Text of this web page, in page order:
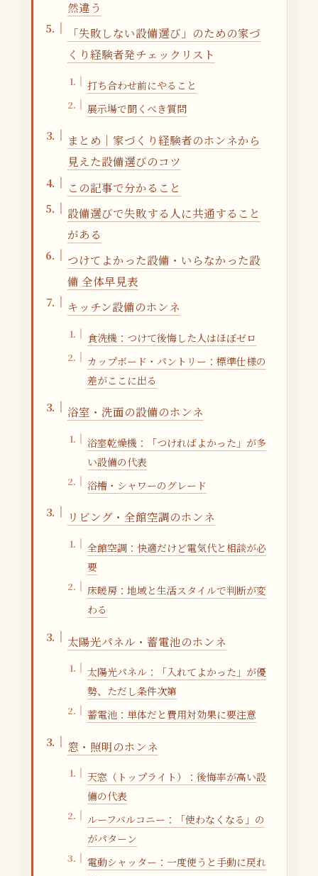
然違う
「失敗しない設備選び」のための家づ
くり経験者発チェックリスト
打ち合わせ前にやること
展示場で聞くべき質問
まとめ｜家づくり経験者のホンネから
見えた設備選びのコツ
この記事で分かること
設備選びで失敗する人に共通すること
がある
つけてよかった設備・いらなかった設
備 全体早見表
キッチン設備のホンネ
食洗機：つけて後悔した人はほぼゼロ
カップボード・パントリー：標準仕様の
差がここに出る
浴室・洗面の設備のホンネ
浴室乾燥機：「つければよかった」が多
い設備の代表
浴槽・シャワーのグレード
リビング・全館空調のホンネ
全館空調：快適だけど電気代と相談が必
要
床暖房：地域と生活スタイルで判断が変
わる
太陽光パネル・蓄電池のホンネ
太陽光パネル：「入れてよかった」が優
勢、ただし条件次第
蓄電池：単体だと費用対効果に要注意
窓・照明のホンネ
天窓（トップライト）：後悔率が高い設
備の代表
ルーフバルコニー：「使わなくなる」の
がパターン
電動シャッター：一度使うと手動に戻れ